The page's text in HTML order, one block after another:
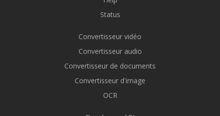
Status
Convertisseur vidéo
Convertisseur audio
Convertisseur de documents
Convertisseur d'image
OCR